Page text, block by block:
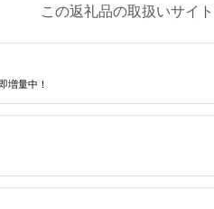
この返礼品の取扱いサイト
増量中！